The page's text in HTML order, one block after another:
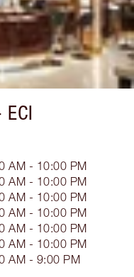
ECI
AM - 10:00 PM
AM - 10:00 PM
AM - 10:00 PM
AM - 10:00 PM
AM - 10:00 PM
AM - 10:00 PM
AM - 9:00 PM